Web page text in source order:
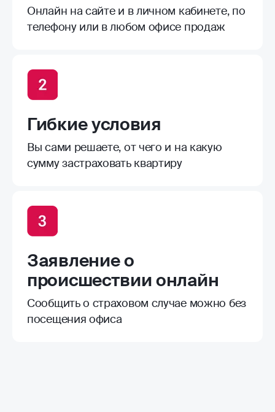
Онлайн на сайте и в личном кабинете, по
телефону или в любом офисе продаж
Гибкие условия
Вы сами решаете, от чего и на какую
сумму застраховать квартиру
Заявление о
происшествии онлайн
Сообщить о страховом случае можно без
посещения офиса